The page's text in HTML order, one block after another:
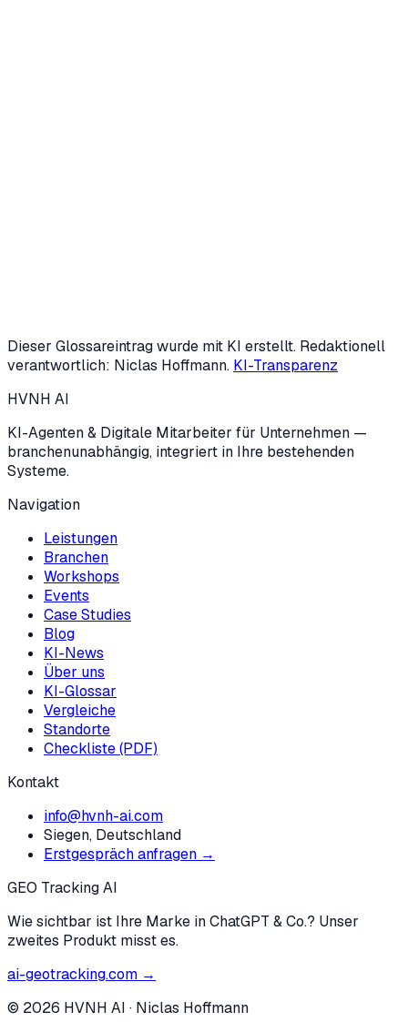
Dieser Glossareintrag wurde mit KI erstellt. Redaktionell
verantwortlich: Niclas Hoffmann. KI-Transparenz
HVNH AI
KI-Agenten & Digitale Mitarbeiter für Unternehmen —
branchenunabhängig, integriert in Ihre bestehenden
Systeme.
Navigation
Leistungen
Branchen
Workshops
Events
Case Studies
Blog
KI-News
Über uns
KI-Glossar
Vergleiche
Standorte
Checkliste (PDF)
Kontakt
info@hvnh-ai.com
Siegen, Deutschland
Erstgespräch anfragen →
GEO Tracking AI
Wie sichtbar ist Ihre Marke in ChatGPT & Co.? Unser
zweites Produkt misst es.
ai-geotracking.com →
© 2026 HVNH AI · Niclas Hoffmann